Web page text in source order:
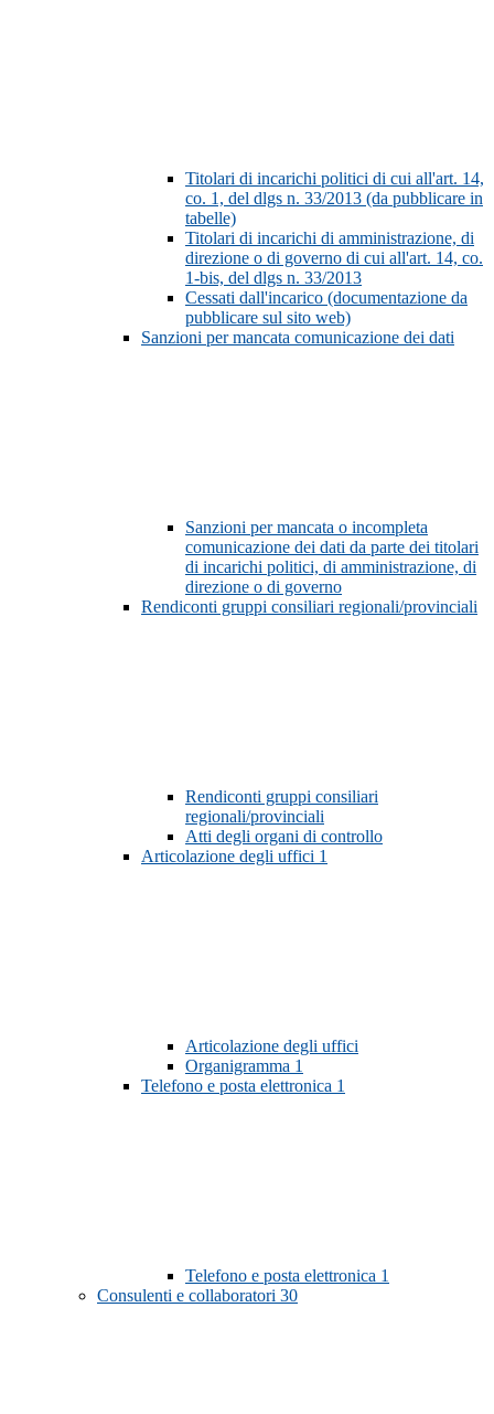
Titolari di incarichi politici di cui all'art. 14,
co. 1, del dlgs n. 33/2013 (da pubblicare in
tabelle)
Titolari di incarichi di amministrazione, di
direzione o di governo di cui all'art. 14, co.
1-bis, del dlgs n. 33/2013
Cessati dall'incarico (documentazione da
pubblicare sul sito web)
Sanzioni per mancata comunicazione dei dati
Sanzioni per mancata o incompleta
comunicazione dei dati da parte dei titolari
di incarichi politici, di amministrazione, di
direzione o di governo
Rendiconti gruppi consiliari regionali/provinciali
Rendiconti gruppi consiliari
regionali/provinciali
Atti degli organi di controllo
Articolazione degli uffici 1
Articolazione degli uffici
Organigramma 1
Telefono e posta elettronica 1
Telefono e posta elettronica 1
Consulenti e collaboratori 30